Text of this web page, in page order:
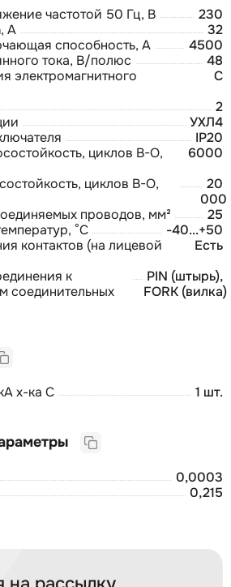
частотой 50 Гц, В
230
А
32
способность, А
4500
тока, В/полюс
48
электромагнитного
C
2
УХЛ4
IP20
циклов В-О,
6000
циклов В-О,
20
000
проводов, мм²
25
°С
-40...+50
контактов (на лицевой
Есть
к
соединительных
PIN (штырь),
FORK (вилка)
х-ка С 1 шт.
0,0003
0,215